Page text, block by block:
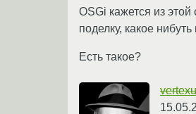
OSGi кажется из
поделку, какое
Есть такое?